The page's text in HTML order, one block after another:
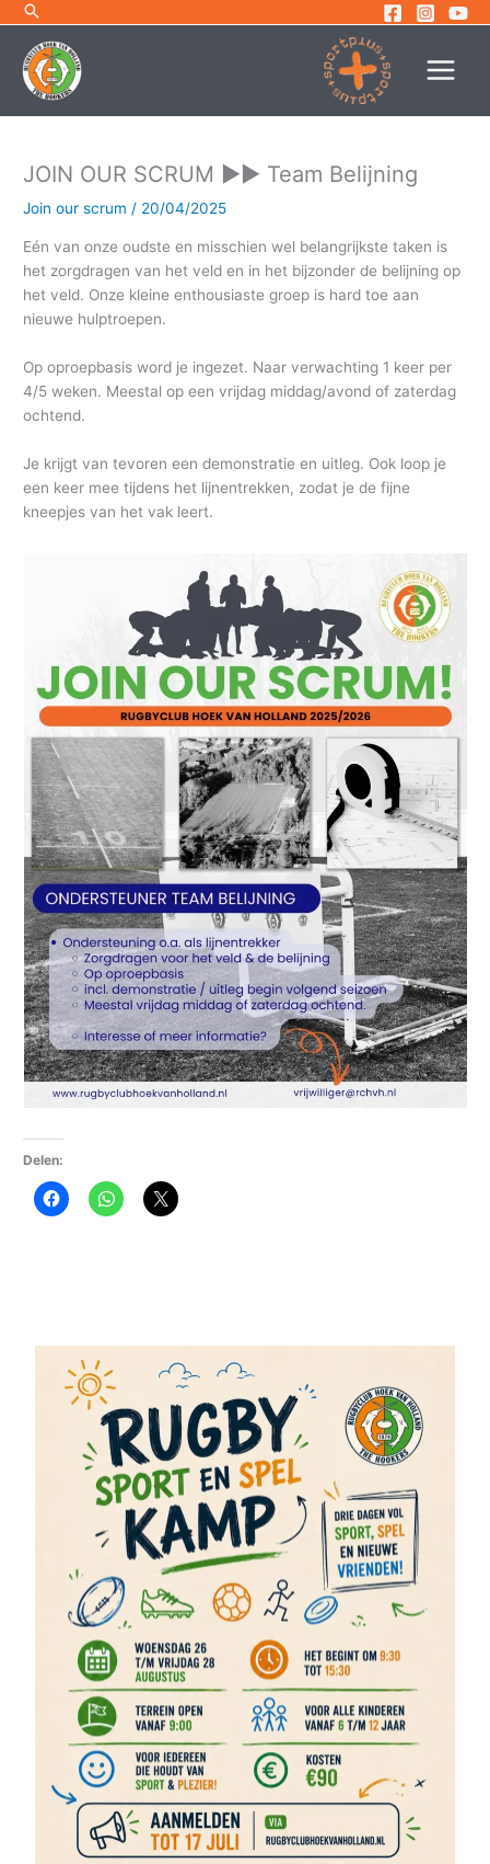
inhoud
JOIN OUR SCRUM ►► Team Belijning
Join our scrum / 20/04/2025
Eén van onze oudste en misschien wel belangrijkste taken is
het zorgdragen van het veld en in het bijzonder de belijning op
het veld. Onze kleine enthousiaste groep is hard toe aan
nieuwe hulptroepen.
Op oproepbasis word je ingezet. Naar verwachting 1 keer per
4/5 weken. Meestal op een vrijdag middag/avond of zaterdag
ochtend.
Je krijgt van tevoren een demonstratie en uitleg. Ook loop je
een keer mee tijdens het lijnentrekken, zodat je de fijne
kneepjes van het vak leert.
Delen: